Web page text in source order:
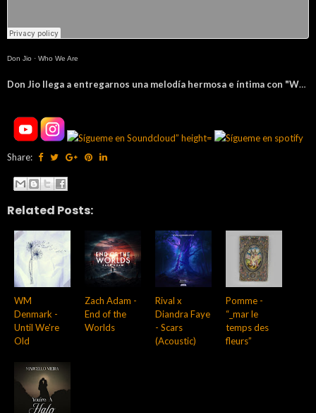
Don Jio · Who We Are
Don Jio llega a entregarnos una melodía hermosa e íntima con "Who We Are"
Share:
Related Posts:
WM
Denmark -
Until We're
Old
Zach Adam -
End of the
Worlds
Rival x
Diandra Faye
- Scars
(Acoustic)
Pomme -
“_mar le
temps des
fleurs”